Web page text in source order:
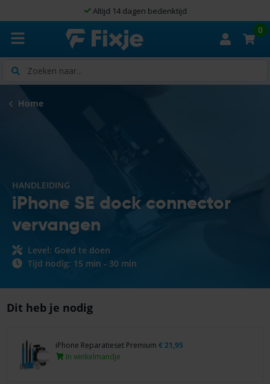
Altijd 14 dagen bedenktijd
Zoeken
0
Home
HANDLEIDING
iPhone SE dock connector
vervangen
Level: Goed te doen
Tijd nodig: 15 min - 30 min
Dit heb je nodig
iPhone Reparatieset Premium €21,95
In winkelmandje